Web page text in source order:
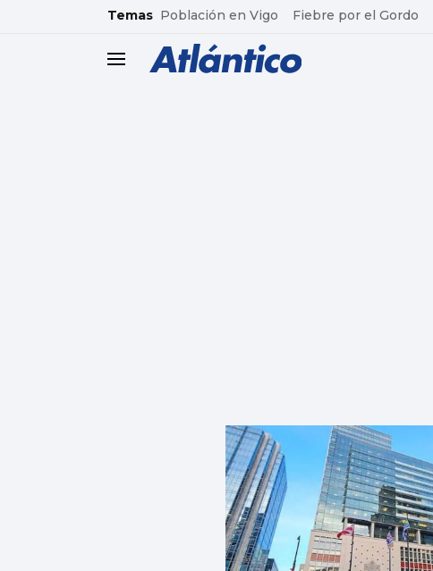
common.go-to-content
Temas Población en Vigo Fiebre por el Gordo
header.menu.open